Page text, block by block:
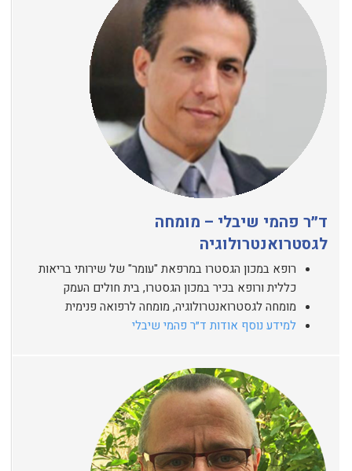
ד״ר פהמי שיבלי – מומחה
לגסטרואנטרולוגיה
רופא במכון הגסטרו במרפאת "עומר" של שירותי בריאות
כללית ורופא בכיר במכון הגסטרו, בית חולים העמק
מומחה לגסטרואנטרולוגיה, מומחה לרפואה פנימית
למידע נוסף אודות ד״ר פהמי שיבלי